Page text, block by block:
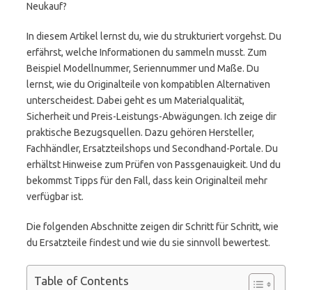
Neukauf?
In diesem Artikel lernst du, wie du strukturiert vorgehst. Du
erfährst, welche Informationen du sammeln musst. Zum
Beispiel Modellnummer, Seriennummer und Maße. Du
lernst, wie du Originalteile von kompatiblen Alternativen
unterscheidest. Dabei geht es um Materialqualität,
Sicherheit und Preis-Leistungs-Abwägungen. Ich zeige dir
praktische Bezugsquellen. Dazu gehören Hersteller,
Fachhändler, Ersatzteilshops und Secondhand-Portale. Du
erhältst Hinweise zum Prüfen von Passgenauigkeit. Und du
bekommst Tipps für den Fall, dass kein Originalteil mehr
verfügbar ist.
Die folgenden Abschnitte zeigen dir Schritt für Schritt, wie
du Ersatzteile findest und wie du sie sinnvoll bewertest.
Table of Contents